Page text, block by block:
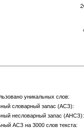
уникальных слов:
словарный запас (АСЗ):
несловарный запас (АНСЗ):
АСЗ на 3000 слов текста: